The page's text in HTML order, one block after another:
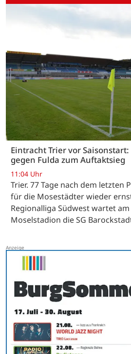
Eintracht Trier vor
gegen Fulda zum Auftaktsieg
11:04 Uhr
Trier. 77 Tage nach dem letzten
für die Mosestädter wieder
Regionalliga Südwest wartet
Moselstadion die SG